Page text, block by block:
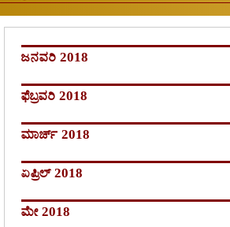
ಜನವರಿ 2018
ಫೆಬ್ರವರಿ 2018
ಮಾರ್ಚ್ 2018
ಏಪ್ರಿಲ್ 2018
ಮೇ 2018